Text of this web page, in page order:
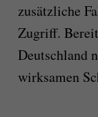
zusätzliche
Zugriff.
Deutschland
wirksamen